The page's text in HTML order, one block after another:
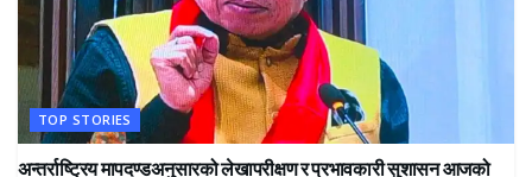
TOP STORIES
अन्तर्राष्ट्रिय मापदण्डअनुसारको लेखापरीक्षण र प्रभावकारी सुशासन आजको